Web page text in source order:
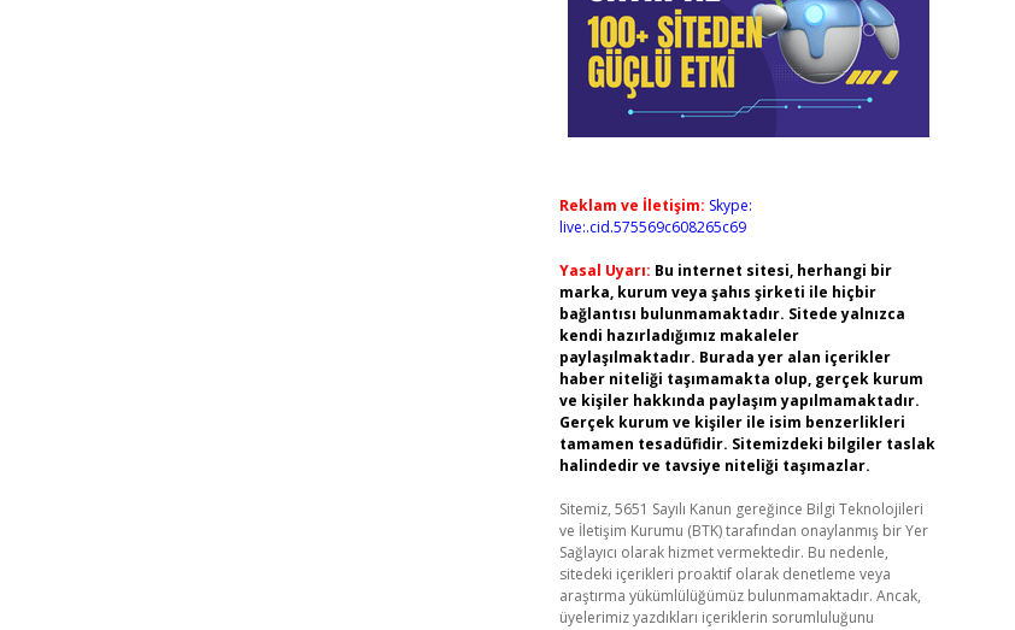
Reklam ve İletişim: Skype:
live:.cid.575569c608265c69
Yasal Uyarı: Bu internet sitesi, herhangi bir
marka, kurum veya şahıs şirketi ile hiçbir
bağlantısı bulunmamaktadır. Sitede yalnızca
kendi hazırladığımız makaleler
paylaşılmaktadır. Burada yer alan içerikler
haber niteliği taşımamakta olup, gerçek kurum
ve kişiler hakkında paylaşım yapılmamaktadır.
Gerçek kurum ve kişiler ile isim benzerlikleri
tamamen tesadüfidir. Sitemizdeki bilgiler taslak
halindedir ve tavsiye niteliği taşımazlar.
Sitemiz, 5651 Sayılı Kanun gereğince Bilgi Teknolojileri
ve İletişim Kurumu (BTK) tarafından onaylanmış bir Yer
Sağlayıcı olarak hizmet vermektedir. Bu nedenle,
sitedeki içerikleri proaktif olarak denetleme veya
araştırma yükümlülüğümüz bulunmamaktadır. Ancak,
üyelerimiz yazdıkları içeriklerin sorumluluğunu